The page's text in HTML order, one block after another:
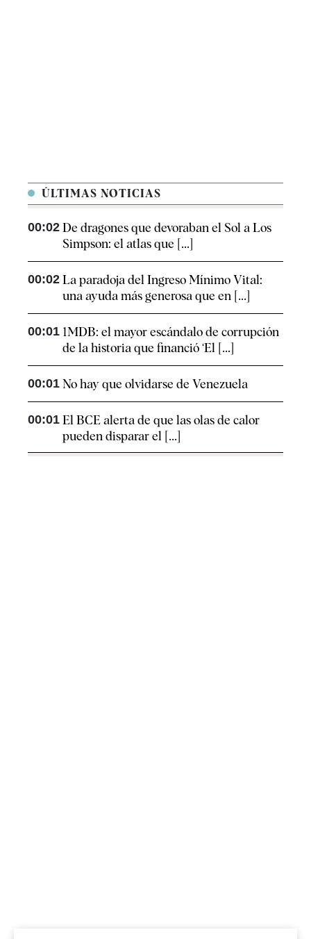
ÚLTIMAS NOTICIAS
00:02 De dragones que devoraban el Sol a Los
Simpson: el atlas que [...]
00:02 La paradoja del Ingreso Mínimo Vital:
una ayuda más generosa que en [...]
00:01 1MDB: el mayor escándalo de corrupción
de la historia que financió ‘El [...]
00:01 No hay que olvidarse de Venezuela
00:01 El BCE alerta de que las olas de calor
pueden disparar el [...]